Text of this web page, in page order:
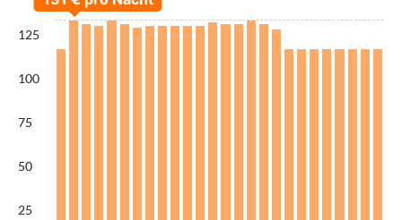
125
100
75
50
25